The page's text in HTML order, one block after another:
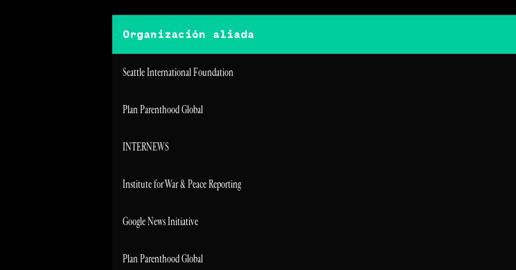
Organización aliada
Seattle International Foundation
Plan Parenthood Global
INTERNEWS
Institute for War & Peace Reporting
Google News Initiative
Plan Parenthood Global